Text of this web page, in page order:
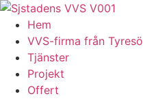
Skip
content
Hem
VVS-firma från Tyresö
Tjänster
Projekt
Offert